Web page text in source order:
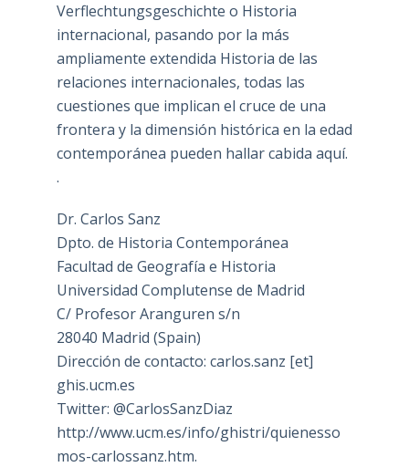
Verflechtungsgeschichte o Historia
internacional, pasando por la más
ampliamente extendida Historia de las
relaciones internacionales, todas las
cuestiones que implican el cruce de una
frontera y la dimensión histórica en la edad
contemporánea pueden hallar cabida aquí.
.
Dr. Carlos Sanz
Dpto. de Historia Contemporánea
Facultad de Geografía e Historia
Universidad Complutense de Madrid
C/ Profesor Aranguren s/n
28040 Madrid (Spain)
Dirección de contacto: carlos.sanz [et]
ghis.ucm.es
Twitter: @CarlosSanzDiaz
http://www.ucm.es/info/ghistri/quienesso
mos-carlossanz.htm.